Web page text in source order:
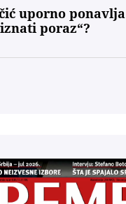
uporno ponavlja
poraz“?